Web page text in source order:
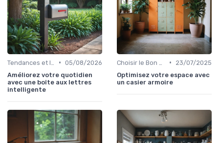
• 05/08/2026
Améliorez votre quotidien
avec une boîte aux lettres
intelligente
•
23/07/2025
Optimisez votre espace avec
un casier armoire